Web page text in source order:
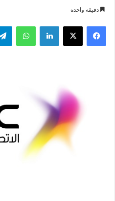
دقيقة واحدة
فيسبوك لينكدإن واتساب